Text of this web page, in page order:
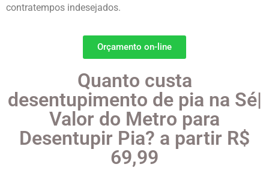
contratempos indesejados.
Orçamento on-line
Quanto custa
desentupimento de pia na Sé|
Valor do Metro para
Desentupir Pia? a partir R$
69,99